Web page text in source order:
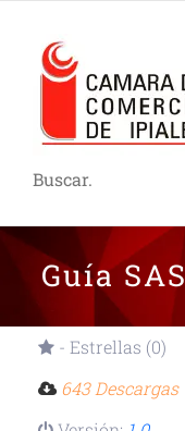
Buscar.
Guía SAS
- Estrellas (0)
643 Descargas